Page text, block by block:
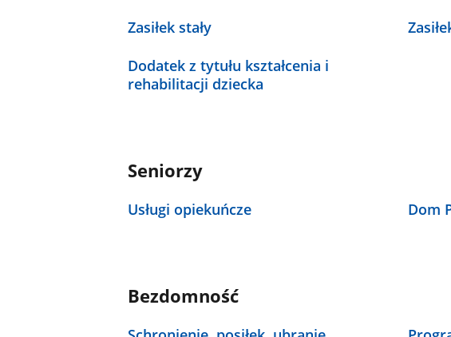
Zasiłek stały
Dodatek z tytułu kształcenia i
rehabilitacji dziecka
Seniorzy
Usługi opiekuńcze Dom
Bezdomność